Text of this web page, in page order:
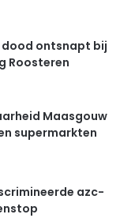
dood ontsnapt bij
Roosteren
Maasgouw
supermarkten
azc-